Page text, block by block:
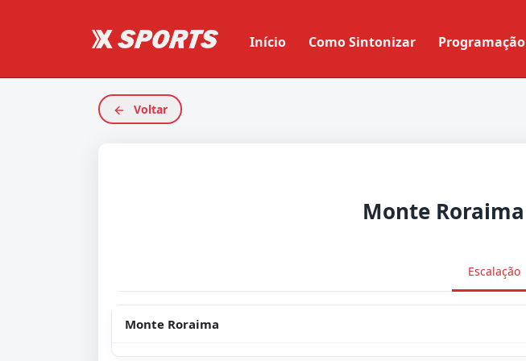
Início Como Sintonizar Programação
Voltar
Monte Roraima
Escalação
Monte Roraima